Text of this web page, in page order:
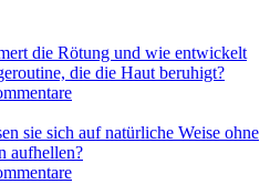
die Rötung und wie entwickelt
die die Haut beruhigt?
sie sich auf natürliche Weise ohne
aufhellen?